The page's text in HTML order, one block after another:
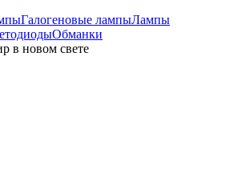
Галогеновые лампыЛампы
Обманки
в новом свете